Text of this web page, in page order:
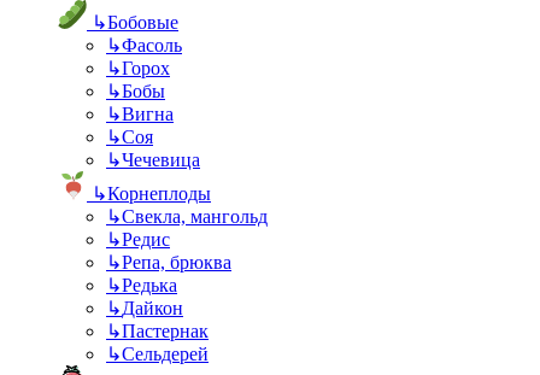
↳Бобовые
↳Фасоль
↳Горох
↳Бобы
↳Вигна
↳Соя
↳Чечевица
↳Корнеплоды
↳Свекла, мангольд
↳Редис
↳Репа, брюква
↳Редька
↳Дайкон
↳Пастернак
↳Сельдерей